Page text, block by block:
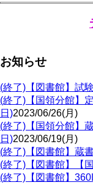
お知らせ
(終了)【図書館】試
(終了)【国領分館】
日)2023/06/26(月)
(終了)【国領分館】
日)2023/06/19(月)
(終了)【図書館】蔵
(終了)【図書館】【
(終了)【図書館】